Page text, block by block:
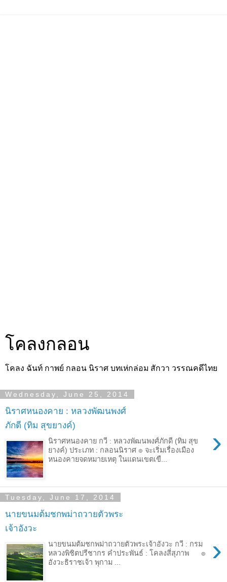
โคลงกลอน
โคลง ฉันท์ กาพย์ กลอน นิราศ บทเห่กล่อม สักวา วรรณคดีไทย
Wednesday, June 25, 2014
นิราศหนองคาย : หลวงพัฒนพงศ์
ภักดี (ทิม สุขยางค์)
›
นิราศหนองคาย กวี : หลวงพัฒนพงศ์ภักดี (ทิม สุข
ยางค์) ประเภท : กลอนนิราศ ๏ จะเริ่มเรื่องเมือง
หนองคายจดหมายเหตุ ในแดนเขตเขื...
Tuesday, June 17, 2014
นายขนมต้มชกพม่าถวายตัวพระ
เจ้าอังวะ
›
นายขนมต้มชกพม่าถวายตัวพระเจ้าอังวะ กวี : กรม
หลวงพิชิตปรีชากร คำประพันธ์ : โคลงสี่สุภาพ ๏
อังวะธิราชเจ้า พุกาม ...